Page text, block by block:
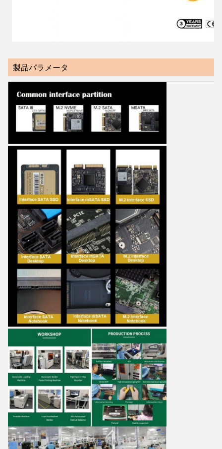
製品パラメータ